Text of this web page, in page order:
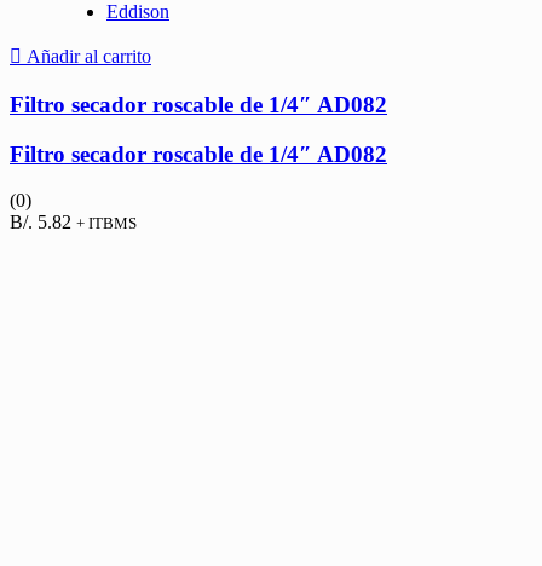
Eddison
Añadir al carrito
Filtro secador roscable de 1/4″ AD082
Filtro secador roscable de 1/4″ AD082
(0)
B/. 5.82 + ITBMS